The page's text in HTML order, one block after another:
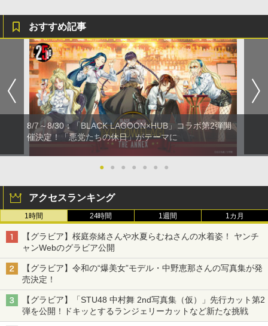
おすすめ記事
8/7～8/30：「BLACK LAGOON×HUB」コラボ第2弾開
催決定！「悪党たちの休日」がテーマに
● ● ● ● ● ● ●
アクセスランキング
1時間 24時間 1週間 1カ月
【グラビア】桜庭奈緒さんや水夏らむねさんの水着姿！ ヤンチ
ャンWebのグラビア公開
【グラビア】令和の“爆美女”モデル・中野恵那さんの写真集が発
売決定！
【グラビア】「STU48 中村舞 2nd写真集（仮）」先行カット第2
弾を公開！ドキッとするランジェリーカットなど新たな挑戦